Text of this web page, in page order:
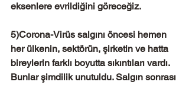
eksenlere evrildiğini göreceğiz.
5)Corona-Virüs salgını öncesi hemen
her ülkenin, sektörün, şirketin ve hatta
bireylerin farklı boyutta sıkıntıları vardı.
Bunlar şimdilik unutuldu. Salgın sonrası